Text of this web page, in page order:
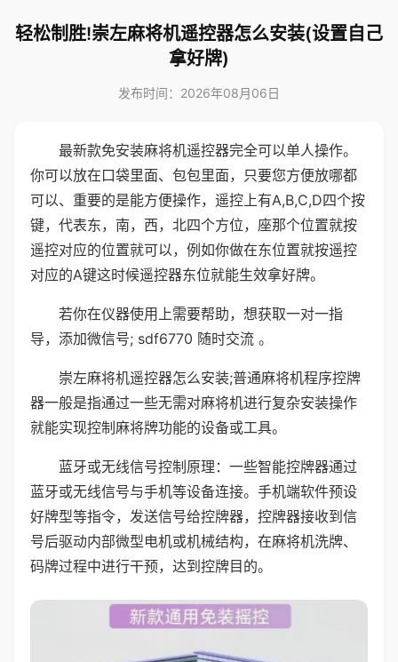
轻松制胜!崇左麻将机遥控器怎么安装(设置自己
拿好牌)
发布时间：2026年08月06日
最新款免安装麻将机遥控器完全可以单人操作。
你可以放在口袋里面、包包里面，只要您方便放哪都
可以、重要的是能方便操作，遥控上有A,B,C,D四个按
键，代表东，南，西，北四个方位，座那个位置就按
遥控对应的位置就可以，例如你做在东位置就按遥控
对应的A键这时候遥控器东位就能生效拿好牌。
若你在仪器使用上需要帮助，想获取一对一指
导，添加微信号; sdf6770 随时交流 。
崇左麻将机遥控器怎么安装;普通麻将机程序控牌
器一般是指通过一些无需对麻将机进行复杂安装操作
就能实现控制麻将牌功能的设备或工具。
蓝牙或无线信号控制原理：一些智能控牌器通过
蓝牙或无线信号与手机等设备连接。手机端软件预设
好牌型等指令，发送信号给控牌器，控牌器接收到信
号后驱动内部微型电机或机械结构，在麻将机洗牌、
码牌过程中进行干预，达到控牌目的。